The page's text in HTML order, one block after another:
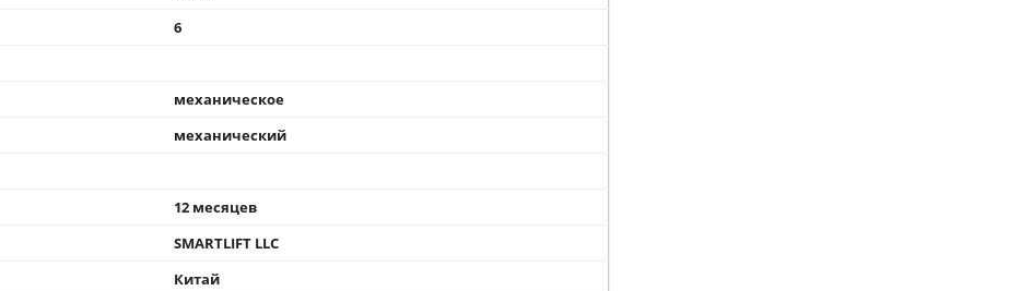
6
механическое
механический
12 месяцев
SMARTLIFT LLC
Китай